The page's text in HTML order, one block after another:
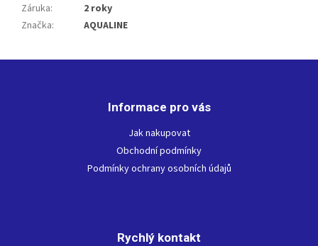
Záruka:
2 roky
Značka: AQUALINE
Informace pro vás
Jak nakupovat
Obchodní podmínky
Podmínky ochrany osobních údajů
Rychlý kontakt